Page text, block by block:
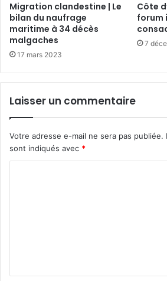
Migration clandestine | Le
bilan du naufrage
maritime à 34 décès
malgaches
17 mars 2023
Côte
forum
7
Laisser un commentaire
Votre adresse e-mail ne sera pas publiée.
sont indiqués avec *
t